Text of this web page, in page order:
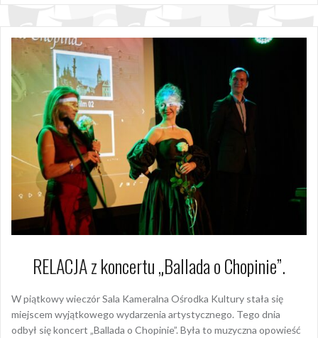
RELACJA z koncertu „Ballada o Chopinie”.
W piątkowy wieczór Sala Kameralna Ośrodka Kultury stała się
miejscem wyjątkowego wydarzenia artystycznego. Tego dnia
odbył się koncert „Ballada o Chopinie”. Była to muzyczna opowieść